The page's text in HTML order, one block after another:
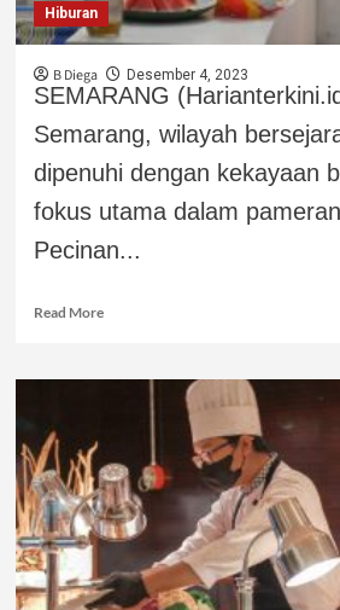
Hiburan
B Diega Desember 4, 2023
SEMARANG
Semarang, wilayah
dipenuhi dengan kekayaan
fokus utama dalam
Pecinan...
Read More